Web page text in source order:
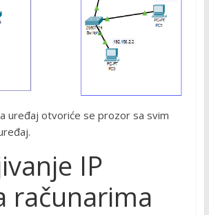
uređaj otvoriće se prozor sa svim
IP
računarima